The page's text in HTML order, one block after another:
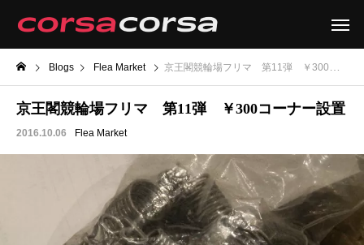
Blogs Flea Market 京王閣競輪場フリマ 第11弾 ￥300コーナー設置
京王閣競輪場フリマ 第11弾 ￥300コーナー設置
2016.10.06 Flea Market